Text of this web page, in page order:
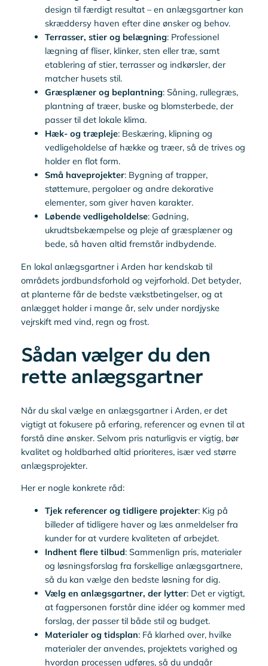
design til færdigt resultat – en anlægsgartner kan
skræddersy haven efter dine ønsker og behov.
Terrasser, stier og belægning: Professionel
lægning af fliser, klinker, sten eller træ, samt
etablering af stier, terrasser og indkørsler, der
matcher husets stil.
Græsplæner og beplantning: Såning, rullegræs,
plantning af træer, buske og blomsterbede, der
passer til det lokale klima.
Hæk- og træpleje: Beskæring, klipning og
vedligeholdelse af hække og træer, så de trives og
holder en flot form.
Små haveprojekter: Bygning af trapper,
støttemure, pergolaer og andre dekorative
elementer, som giver haven karakter.
Løbende vedligeholdelse: Gødning,
ukrudtsbekæmpelse og pleje af græsplæner og
bede, så haven altid fremstår indbydende.
En lokal anlægsgartner i Arden har kendskab til
områdets jordbundsforhold og vejrforhold. Det betyder,
at planterne får de bedste vækstbetingelser, og at
anlægget holder i mange år, selv under nordjyske
vejrskift med vind, regn og frost.
Sådan vælger du den
rette anlægsgartner
Når du skal vælge en anlægsgartner i Arden, er det
vigtigt at fokusere på erfaring, referencer og evnen til at
forstå dine ønsker. Selvom pris naturligvis er vigtig, bør
kvalitet og holdbarhed altid prioriteres, især ved større
anlægsprojekter.
Her er nogle konkrete råd:
Tjek referencer og tidligere projekter: Kig på
billeder af tidligere haver og læs anmeldelser fra
kunder for at vurdere kvaliteten af arbejdet.
Indhent flere tilbud: Sammenlign pris, materialer
og løsningsforslag fra forskellige anlægsgartnere,
så du kan vælge den bedste løsning for dig.
Vælg en anlægsgartner, der lytter: Det er vigtigt,
at fagpersonen forstår dine idéer og kommer med
forslag, der passer til både stil og budget.
Materialer og tidsplan: Få klarhed over, hvilke
materialer der anvendes, projektets varighed og
hvordan processen udføres, så du undgår